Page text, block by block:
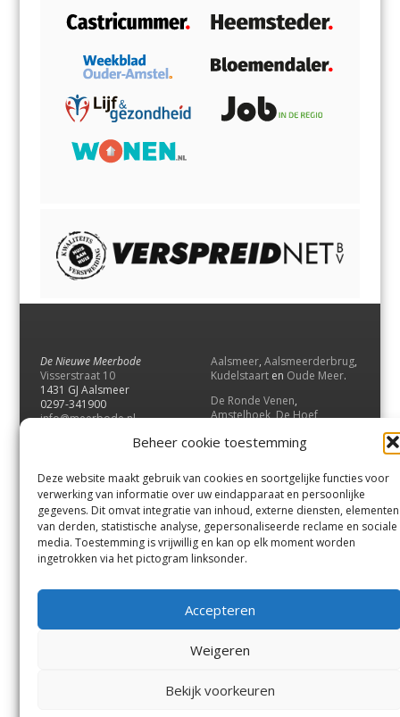
Beheer cookie toestemming
Deze website maakt gebruik van cookies en soortgelijke functies voor
verwerking van informatie over uw eindapparaat en persoonlijke
gegevens. Dit omvat integratie van inhoud, externe diensten, elementen
van derden, statistische analyse, gepersonaliseerde reclame en sociale
media. Toestemming is vrijwillig en kan op elk moment worden
ingetrokken via het pictogram linksonder.
Accepteren
Weigeren
Bekijk voorkeuren
De Nieuwe Meerbode
Visserstraat 10
1431 GJ Aalsmeer
0297-341900
info@meerbode.nl
Aalsmeer, Aalsmeerderbrug,
Kudelstaart en Oude Meer.
De Ronde Venen,
Amstelhoek,De Hoef,
Vrouwenakker,Waverveen
UithoornenDe Kwakel.
Contact
Andere uitgaven
Bezorgklacht
Vacatures
Voorwaarden
Privacyverklaring
De Ronde Venen